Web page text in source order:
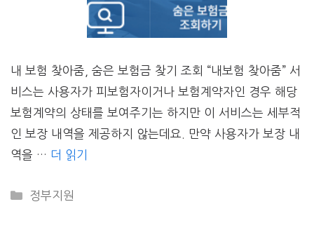
내 보험 찾아줌, 숨은 보험금 찾기 조회 “내보험 찾아줌” 서
비스는 사용자가 피보험자이거나 보험계약자인 경우 해당
보험계약의 상태를 보여주기는 하지만 이 서비스는 세부적
인 보장 내역을 제공하지 않는데요. 만약 사용자가 보장 내
역을 … 더 읽기
CATEGORIES
정부지원